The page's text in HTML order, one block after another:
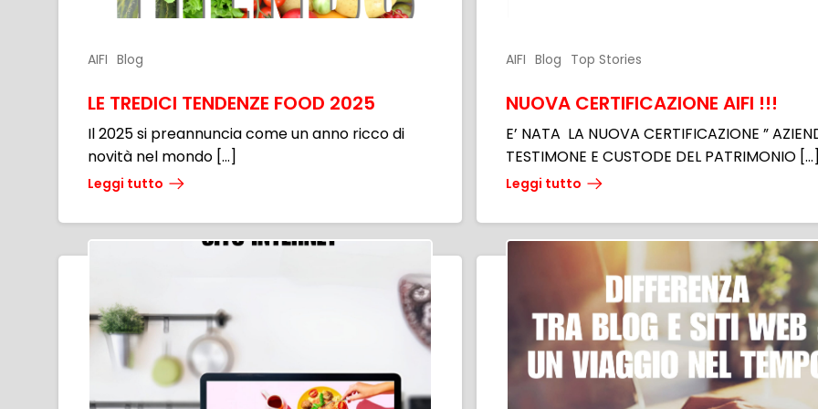
AIFI Blog
LE TREDICI TENDENZE FOOD 2025
Il 2025 si preannuncia come un anno ricco di
novità nel mondo […]
Leggi tutto
AIFI Blog Top Stories
NUOVA CERTIFICAZIONE AIFI !!!
E’ NATA LA NUOVA CERTIFICAZIONE ”
TESTIMONE E CUSTODE DEL PATRIMONIO
Leggi tutto